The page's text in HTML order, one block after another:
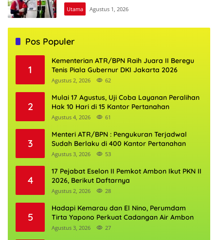
Utama Agustus 1, 2026
Pos Populer
1
Kementerian ATR/BPN Raih Juara II Beregu
Tenis Piala Gubernur DKI Jakarta 2026
Agustus 2, 2026 62
2
Mulai 17 Agustus, Uji Coba Layanan Peralihan
Hak 10 Hari di 15 Kantor Pertanahan
Agustus 4, 2026 61
3
Menteri ATR/BPN : Pengukuran Terjadwal
Sudah Berlaku di 400 Kantor Pertanahan
Agustus 3, 2026 53
4
17 Pejabat Eselon II Pemkot Ambon Ikut PKN II
2026, Berikut Daftarnya
Agustus 2, 2026 28
5
Hadapi Kemarau dan El Nino, Perumdam
Tirta Yapono Perkuat Cadangan Air Ambon
Agustus 3, 2026 27